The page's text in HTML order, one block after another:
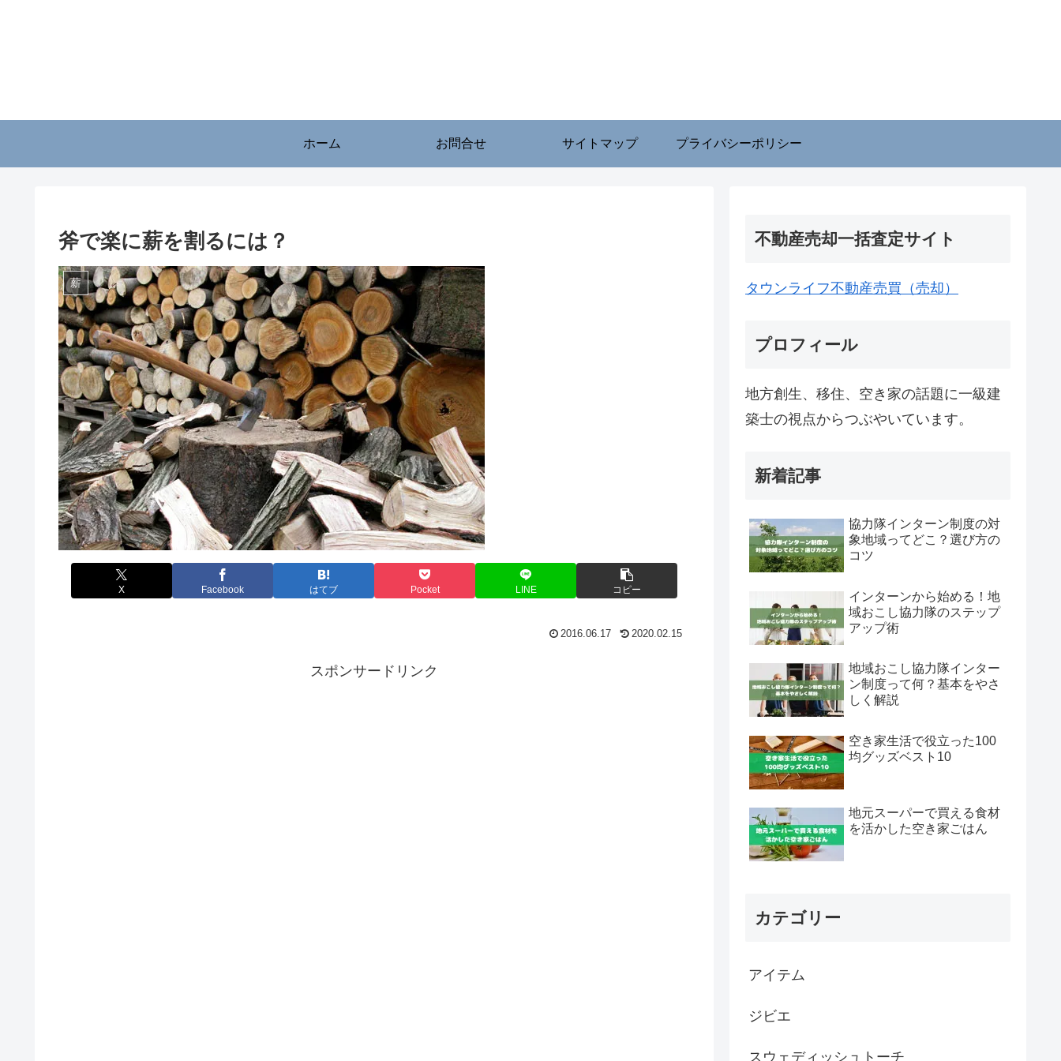
ホーム お問合せ サイトマップ プライバシーポリシー
斧で楽に薪を割るには？
薪
X Facebook はてブ Pocket LINE コピー
2016.06.17 2020.02.15
スポンサードリンク
不動産売却一括査定サイト
タウンライフ不動産売買（売却）
プロフィール
地方創生、移住、空き家の話題に一級建
築士の視点からつぶやいています。
新着記事
協力隊インターン制度の対
象地域ってどこ？選び方の
コツ
インターンから始める！地
域おこし協力隊のステップ
アップ術
地域おこし協力隊インター
ン制度って何？基本をやさ
しく解説
空き家生活で役立った100
均グッズベスト10
地元スーパーで買える食材
を活かした空き家ごはん
カテゴリー
アイテム
ジビエ
スウェディッシュトーチ